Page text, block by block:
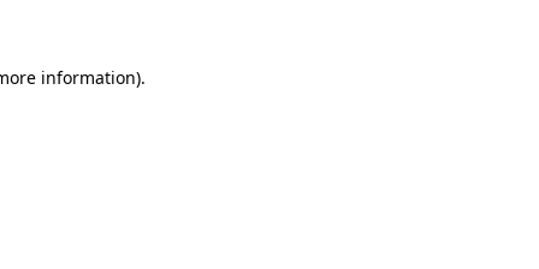
information).